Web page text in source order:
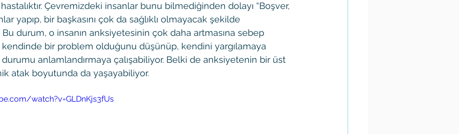
Çevremizdeki insanlar bunu bilmediğinden dolayı “Boşver,
yapıp, bir başkasını çok da sağlıklı olmayacak şekilde
durum, o insanın anksiyetesinin çok daha artmasına sebep
bir problem olduğunu düşünüp, kendini yargılamaya
anlamlandırmaya çalışabiliyor. Belki de anksiyetenin bir üst
atak boyutunda da yaşayabiliyor.
watch?v=GLDnKjs3fUs